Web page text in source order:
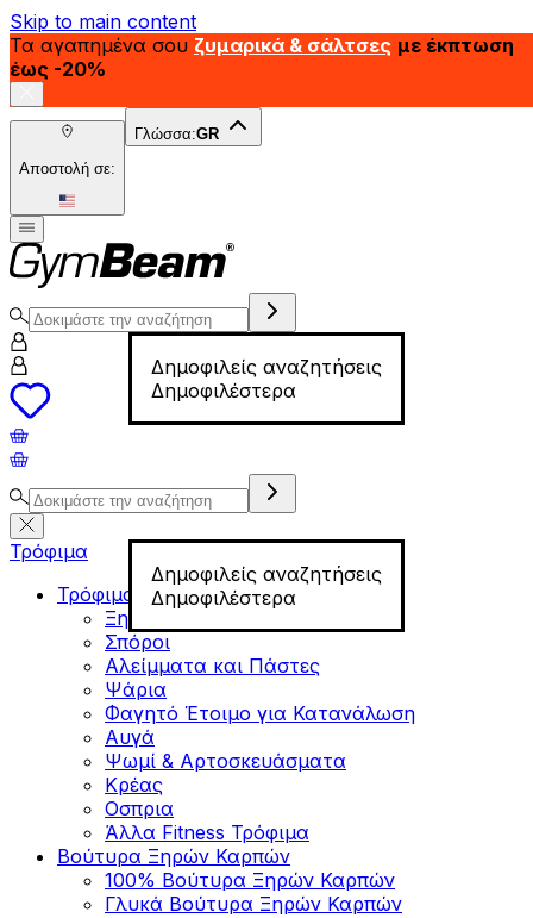
Skip to main content
Τα αγαπημένα σου ζυμαρικά & σάλτσες με έκπτωση
έως -20%
Αποστολή σε:
Γλώσσα:GR
Δημοφιλείς αναζητήσεις
Δημοφιλέστερα
Δημοφιλείς αναζητήσεις
Δημοφιλέστερα
Τρόφιμα
Τρόφιμα για Fitness
Ξηροί Καρποί
Σπόροι
Αλείμματα και Πάστες
Ψάρια
Φαγητό Έτοιμο για Κατανάλωση
Αυγά
Ψωμί & Αρτοσκευάσματα
Κρέας
Οσπρια
Άλλα Fitness Τρόφιμα
Βούτυρα Ξηρών Καρπών
100% Βούτυρα Ξηρών Καρπών
Γλυκά Βούτυρα Ξηρών Καρπών